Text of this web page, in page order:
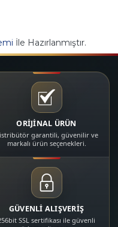
İle Hazırlanmıştır.
ORİJİNAL ÜRÜN
garantili, güvenilir ve
markalı ürün seçenekleri.
GÜVENLİ ALIŞVERİŞ
SSL sertifikası ile güvenli